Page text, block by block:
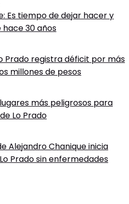
Es tiempo de dejar hacer y
30 años
Prado registra déficit por más
millones de pesos
lugares más peligrosos para
Lo Prado
Alejandro Chanique inicia
Prado sin enfermedades